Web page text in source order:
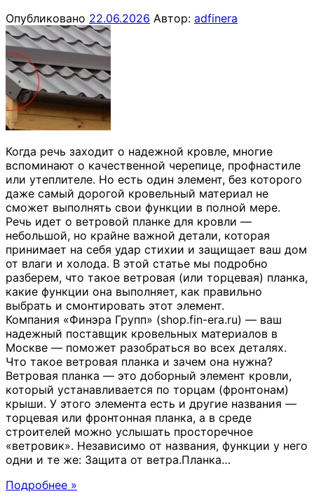
Опубликовано 22.06.2026 Автор: adfinera
Когда речь заходит о надежной кровле, многие
вспоминают о качественной черепице, профнастиле
или утеплителе. Но есть один элемент, без которого
даже самый дорогой кровельный материал не
сможет выполнять свои функции в полной мере.
Речь идет о ветровой планке для кровли —
небольшой, но крайне важной детали, которая
принимает на себя удар стихии и защищает ваш дом
от влаги и холода. В этой статье мы подробно
разберем, что такое ветровая (или торцевая) планка,
какие функции она выполняет, как правильно
выбрать и смонтировать этот элемент.
Компания «Финэра Групп» (shop.fin-era.ru) — ваш
надежный поставщик кровельных материалов в
Москве — поможет разобраться во всех деталях.
Что такое ветровая планка и зачем она нужна?
Ветровая планка — это доборный элемент кровли,
который устанавливается по торцам (фронтонам)
крыши. У этого элемента есть и другие названия —
торцевая или фронтонная планка, а в среде
строителей можно услышать просторечное
«ветровик». Независимо от названия, функции у него
одни и те же: Защита от ветра.Планка…
Подробнее »